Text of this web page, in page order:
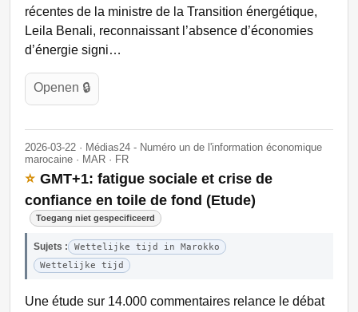
récentes de la ministre de la Transition énergétique,
Leila Benali, reconnaissant l’absence d’économies
d’énergie signi…
Openen 🔒
2026-03-22 · Médias24 - Numéro un de l'information économique
marocaine · MAR · FR
⭐ GMT+1: fatigue sociale et crise de
confiance en toile de fond (Etude)
Toegang niet gespecificeerd
Sujets :
Wettelijke tijd in Marokko
Wettelijke tijd
Une étude sur 14.000 commentaires relance le débat